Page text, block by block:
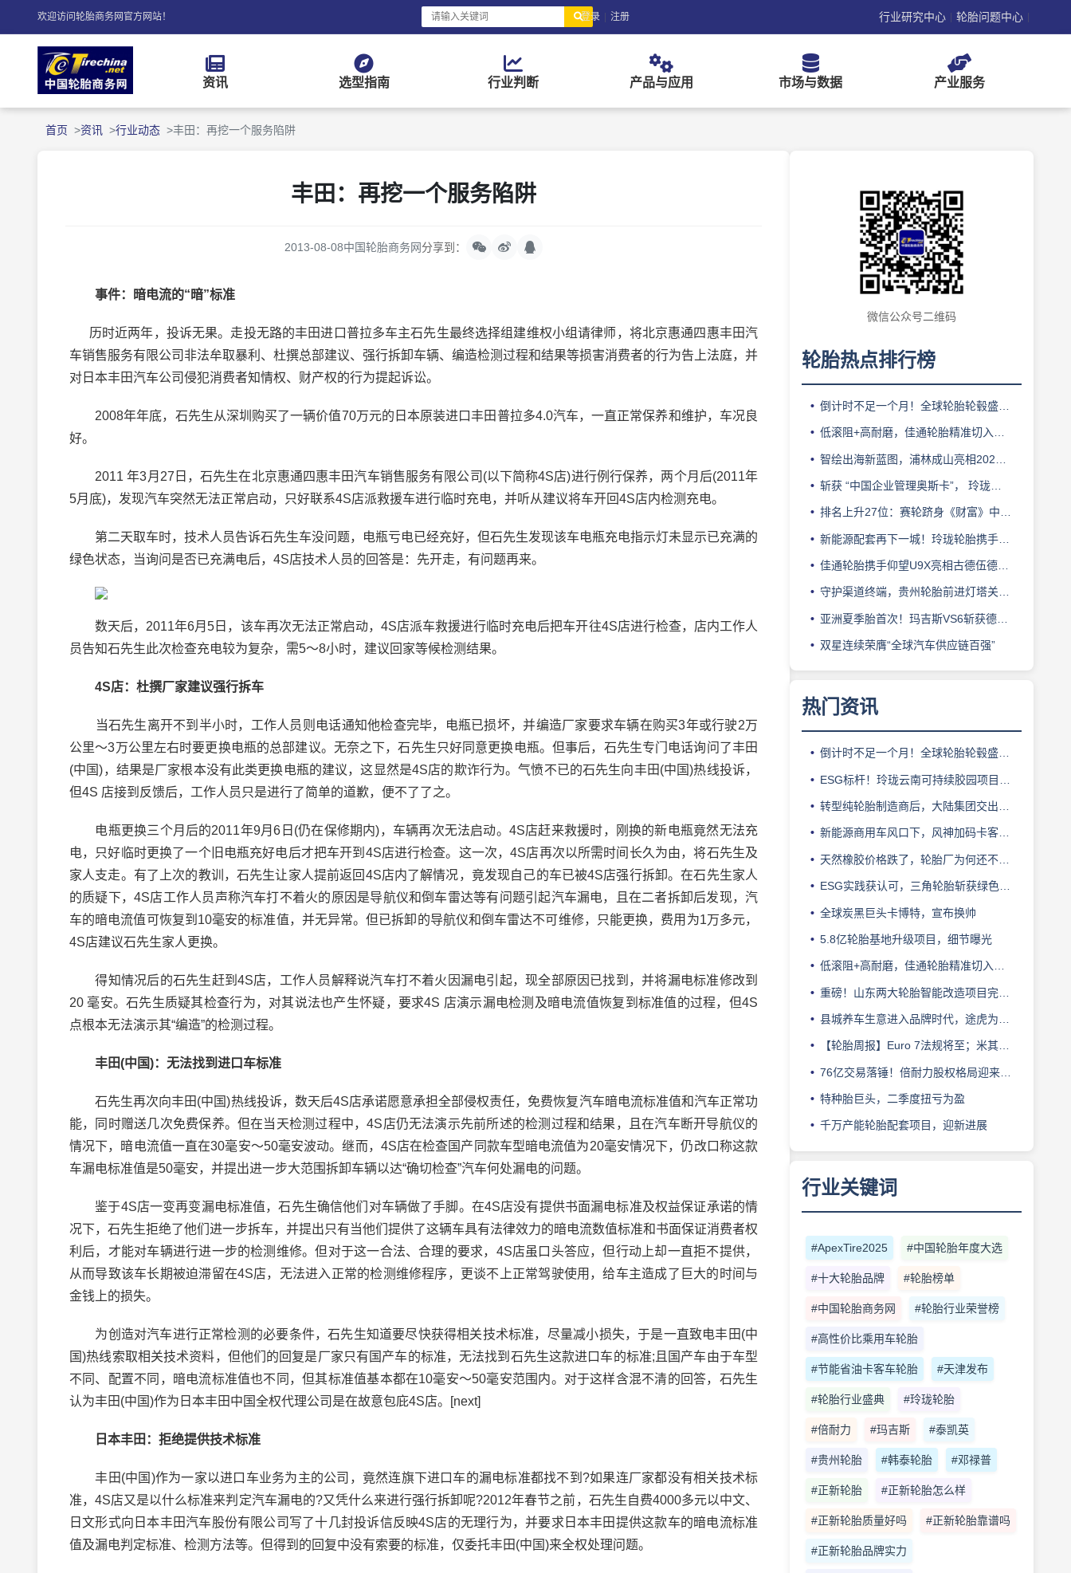
欢迎访问轮胎商务网官方网站！ 登录 | 注册 行业研究中心 | 轮胎问题中心 |
资讯 选型指南 行业判断 产品与应用 市场与数据 产业服务
首页 资讯 行业动态 丰田：再挖一个服务陷阱
丰田：再挖一个服务陷阱
2013-08-08中国轮胎商务网分享到：
事件：暗电流的“暗”标准
历时近两年，投诉无果。走投无路的丰田进口普拉多车主石先生最终选择组建维权小组请律师，将北京惠通四惠丰田汽
车销售服务有限公司非法牟取暴利、杜撰总部建议、强行拆卸车辆、编造检测过程和结果等损害消费者的行为告上法庭，并
对日本丰田汽车公司侵犯消费者知情权、财产权的行为提起诉讼。
2008年年底，石先生从深圳购买了一辆价值70万元的日本原装进口丰田普拉多4.0汽车，一直正常保养和维护，车况良
好。
2011 年3月27日，石先生在北京惠通四惠丰田汽车销售服务有限公司(以下简称4S店)进行例行保养，两个月后(2011年
5月底)，发现汽车突然无法正常启动，只好联系4S店派救援车进行临时充电，并听从建议将车开回4S店内检测充电。
第二天取车时，技术人员告诉石先生车没问题，电瓶亏电已经充好，但石先生发现该车电瓶充电指示灯未显示已充满的
绿色状态，当询问是否已充满电后，4S店技术人员的回答是：先开走，有问题再来。
数天后，2011年6月5日，该车再次无法正常启动，4S店派车救援进行临时充电后把车开往4S店进行检查，店内工作人
员告知石先生此次检查充电较为复杂，需5～8小时，建议回家等候检测结果。
4S店：杜撰厂家建议强行拆车
当石先生离开不到半小时，工作人员则电话通知他检查完毕，电瓶已损坏，并编造厂家要求车辆在购买3年或行驶2万
公里～3万公里左右时要更换电瓶的总部建议。无奈之下，石先生只好同意更换电瓶。但事后，石先生专门电话询问了丰田
(中国)，结果是厂家根本没有此类更换电瓶的建议，这显然是4S店的欺诈行为。气愤不已的石先生向丰田(中国)热线投诉，
但4S 店接到反馈后，工作人员只是进行了简单的道歉，便不了了之。
电瓶更换三个月后的2011年9月6日(仍在保修期内)，车辆再次无法启动。4S店赶来救援时，刚换的新电瓶竟然无法充
电，只好临时更换了一个旧电瓶充好电后才把车开到4S店进行检查。这一次，4S店再次以所需时间长久为由，将石先生及
家人支走。有了上次的教训，石先生让家人提前返回4S店内了解情况，竟发现自己的车已被4S店强行拆卸。在石先生家人
的质疑下，4S店工作人员声称汽车打不着火的原因是导航仪和倒车雷达等有问题引起汽车漏电，且在二者拆卸后发现，汽
车的暗电流值可恢复到10毫安的标准值，并无异常。但已拆卸的导航仪和倒车雷达不可维修，只能更换，费用为1万多元，
4S店建议石先生家人更换。
得知情况后的石先生赶到4S店，工作人员解释说汽车打不着火因漏电引起，现全部原因已找到，并将漏电标准修改到
20 毫安。石先生质疑其检查行为，对其说法也产生怀疑，要求4S 店演示漏电检测及暗电流值恢复到标准值的过程，但4S
点根本无法演示其“编造”的检测过程。
丰田(中国)：无法找到进口车标准
石先生再次向丰田(中国)热线投诉，数天后4S店承诺愿意承担全部侵权责任，免费恢复汽车暗电流标准值和汽车正常功
能，同时赠送几次免费保养。但在当天检测过程中，4S店仍无法演示先前所述的检测过程和结果，且在汽车断开导航仪的
情况下，暗电流值一直在30毫安～50毫安波动。继而，4S店在检查国产同款车型暗电流值为20毫安情况下，仍改口称这款
车漏电标准值是50毫安，并提出进一步大范围拆卸车辆以达“确切检查”汽车何处漏电的问题。
鉴于4S店一变再变漏电标准值，石先生确信他们对车辆做了手脚。在4S店没有提供书面漏电标准及权益保证承诺的情
况下，石先生拒绝了他们进一步拆车，并提出只有当他们提供了这辆车具有法律效力的暗电流数值标准和书面保证消费者权
利后，才能对车辆进行进一步的检测维修。但对于这一合法、合理的要求，4S店虽口头答应，但行动上却一直拒不提供，
从而导致该车长期被迫滞留在4S店，无法进入正常的检测维修程序，更谈不上正常驾驶使用，给车主造成了巨大的时间与
金钱上的损失。
为创造对汽车进行正常检测的必要条件，石先生知道要尽快获得相关技术标准，尽量减小损失，于是一直致电丰田(中
国)热线索取相关技术资料，但他们的回复是厂家只有国产车的标准，无法找到石先生这款进口车的标准;且国产车由于车型
不同、配置不同，暗电流标准值也不同，但其标准值基本都在10毫安～50毫安范围内。对于这样含混不清的回答，石先生
认为丰田(中国)作为日本丰田中国全权代理公司是在故意包庇4S店。[next]
日本丰田：拒绝提供技术标准
丰田(中国)作为一家以进口车业务为主的公司，竟然连旗下进口车的漏电标准都找不到?如果连厂家都没有相关技术标
准，4S店又是以什么标准来判定汽车漏电的?又凭什么来进行强行拆卸呢?2012年春节之前，石先生自费4000多元以中文、
日文形式向日本丰田汽车股份有限公司写了十几封投诉信反映4S店的无理行为，并要求日本丰田提供这款车的暗电流标准
值及漏电判定标准、检测方法等。但得到的回复中没有索要的标准，仅委托丰田(中国)来全权处理问题。
微信公众号二维码
轮胎热点排行榜
倒计时不足一个月！全球轮胎轮毂盛会即将登陆上海！
低滚阻+高耐磨，佳通轮胎精准切入新能源轻卡赛道
智绘出海新蓝图，浦林成山亮相2026泰中合作博览会
斩获 “中国企业管理奥斯卡”， 玲珑轮胎蝉联 BMC 大奖
排名上升27位：赛轮跻身《财富》中国500强背后的增长逻辑
新能源配套再下一城！玲珑轮胎携手小鹏L03全球上市
佳通轮胎携手仰望U9X亮相古德伍德，以轮胎科技挑战性能边界
守护渠道终端，贵州轮胎前进灯塔关爱基金驰援长春受灾门店
亚洲夏季胎首次！玛吉斯VS6斩获德国TÜV SÜD高阶认证
双星连续荣膺“全球汽车供应链百强”
热门资讯
倒计时不足一个月！全球轮胎轮毂盛会即将登陆上海！
ESG标杆！玲珑云南可持续胶园项目获评最佳实践
转型纯轮胎制造商后，大陆集团交出亮眼业绩
新能源商用车风口下，风神加码卡客车胎产能
天然橡胶价格跌了，轮胎厂为何还不敢“松口气”？
ESG实践获认可，三角轮胎斩获绿色发展典范企业奖
全球炭黑巨头卡博特，宣布换帅
5.8亿轮胎基地升级项目，细节曝光
低滚阻+高耐磨，佳通轮胎精准切入新能源轻卡赛道
重磅！山东两大轮胎智能改造项目完成备案
县城养车生意进入品牌时代，途虎为何此时加码“万镇万店”？
【轮胎周报】Euro 7法规将至；米其林上半年营收超千亿；倍耐力上半年盈利稳增；龙星炭黑斩获欧洲近万吨订单
76亿交易落锤！倍耐力股权格局迎来重塑
特种胎巨头，二季度扭亏为盈
千万产能轮胎配套项目，迎新进展
行业关键词
#ApexTire2025 #中国轮胎年度大选
#十大轮胎品牌 #轮胎榜单
#中国轮胎商务网 #轮胎行业荣誉榜
#高性价比乘用车轮胎
#节能省油卡客车轮胎 #天津发布
#轮胎行业盛典 #玲珑轮胎
#倍耐力 #玛吉斯 #泰凯英
#贵州轮胎 #韩泰轮胎 #邓禄普
#正新轮胎 #正新轮胎怎么样
#正新轮胎质量好吗 #正新轮胎靠谱吗
#正新轮胎品牌实力